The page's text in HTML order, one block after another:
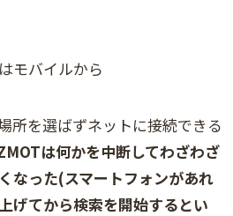
モバイルから
所を選ばずネットに接続できる
は何かを中断してわざわざ
なった(スマートフォンがあれ
げてから検索を開始するとい